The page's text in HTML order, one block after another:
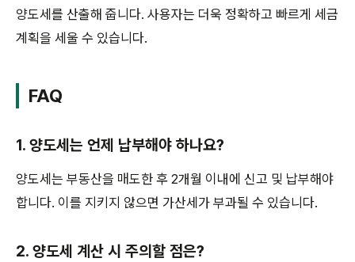
양도세를 산출해 줍니다. 사용자는 더욱 정확하고 빠르게 세금
계획을 세울 수 있습니다.
FAQ
1. 양도세는 언제 납부해야 하나요?
양도세는 부동산을 매도한 후 2개월 이내에 신고 및 납부해야
합니다. 이를 지키지 않으면 가산세가 부과될 수 있습니다.
2. 양도세 계산 시 주의할 점은?